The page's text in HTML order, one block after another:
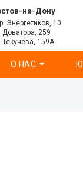
на-Дону
Энергетиков, 10
Доватора, 259
Текучева, 159А
О НАС